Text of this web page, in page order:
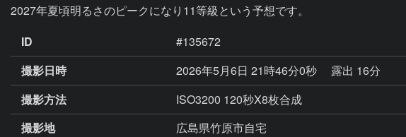
2027年夏頃明るさのピークになり11等級という予想です。
ID
#135672
撮影日時
2026年5月6日 21時46分0秒
露出 16分
撮影方法
ISO3200 120秒X8枚合成
撮影地
広島県竹原市自宅